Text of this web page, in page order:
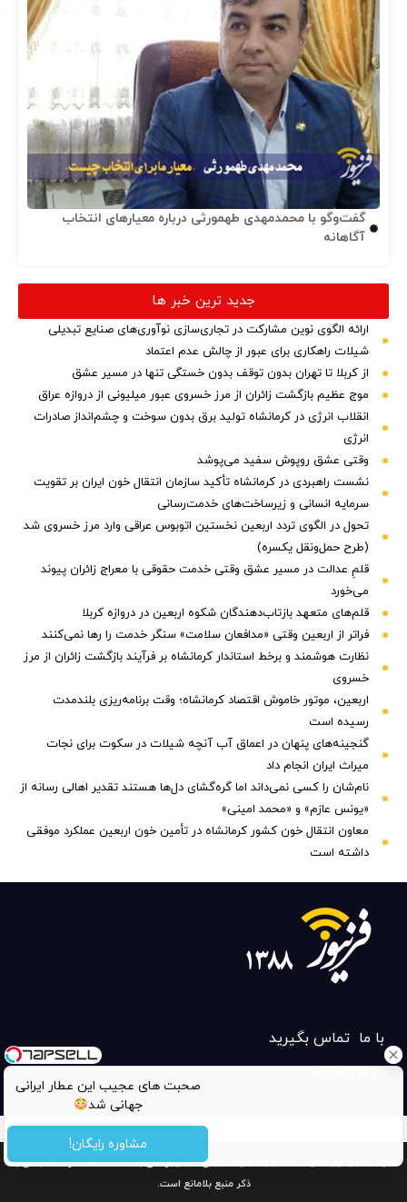
گفت‌وگو با محمدمهدی طهمورثی درباره معیارهای انتخاب
آگاهانه
جدید ترین خبر ها
ارائه الگوی نوین مشارکت در تجاری‌سازی نوآوری‌های صنایع تبدیلی
شیلات راهکاری برای عبور از چالش عدم اعتماد
از کربلا تا تهران بدون توقف بدون خستگی تنها در مسیر عشق
موج عظیم بازگشت زائران از مرز خسروی عبور میلیونی از دروازه عراق
انقلاب انرژی در کرمانشاه تولید برق بدون سوخت و چشم‌انداز صادرات
انرژی
وقتی عشق روپوش سفید می‌پوشد
نشست راهبردی در کرمانشاه تأکید سازمان انتقال خون ایران بر تقویت
سرمایه انسانی و زیرساخت‌های خدمت‌رسانی
تحول در الگوی تردد اربعین نخستین اتوبوس عراقی وارد مرز خسروی شد
(طرح حمل‌ونقل یکسره)
قلمِ عدالت در مسیر عشق وقتی خدمت حقوقی با معراج زائران پیوند
می‌خورد
قلم‌های متعهد بازتاب‌دهندگان شکوه اربعین در دروازه کربلا
فراتر از اربعین وقتی «مدافعان سلامت» سنگر خدمت را رها نمی‌کنند
نظارت هوشمند و برخط استاندار کرمانشاه بر فرآیند بازگشت زائران از مرز
خسروی
اربعین، موتور خاموش اقتصاد کرمانشاه؛ وقت برنامه‌ریزی بلندمدت
رسیده است
گنجینه‌های پنهان در اعماق آب آنچه شیلات در سکوت برای نجات
میراث ایران انجام داد
نام‌شان را کسی نمی‌داند اما گره‌گشای دل‌ها هستند تقدیر اهالی رسانه از
«یونس عازم» و «محمد امینی»
معاون انتقال خون کشور کرمانشاه در تأمین خون اربعین عملکرد موفقی
داشته است
صحبت های عجیب این عطار ایرانی
جهانی شد
مشاوره رایگان!
با ما تماس بگیرید
کلیه حقوق این سایت متعلق به سایت خبری فر نیوز می باشد و استفاده از مطالب آن با
ذکر منبع بلامانع است.